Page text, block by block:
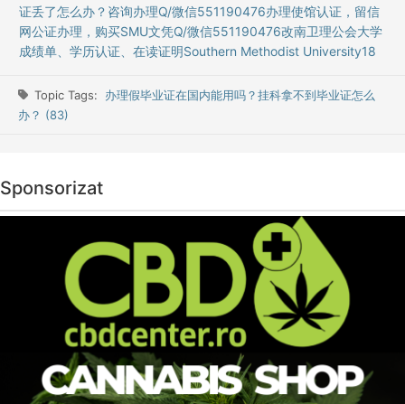
证丢了怎么办？咨询办理Q/微信551190476办理使馆认证，留信
网公证办理，购买SMU文凭Q/微信551190476改南卫理公会大学
成绩单、学历认证、在读证明Southern Methodist University18
Topic Tags: 办理假毕业证在国内能用吗？挂科拿不到毕业证怎么
办？ (83)
Sponsorizat